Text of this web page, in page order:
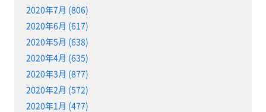
2020年7月 (806)
2020年6月 (617)
2020年5月 (638)
2020年4月 (635)
2020年3月 (877)
2020年2月 (572)
2020年1月 (477)